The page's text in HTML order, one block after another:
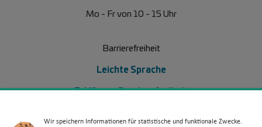
Mo - Fr von 10 - 15 Uhr
Barrierefreiheit
Leichte Sprache
Erklärung Barrierefreiheit
Wir speichern Informationen für statistische und funktionale Zwecke.